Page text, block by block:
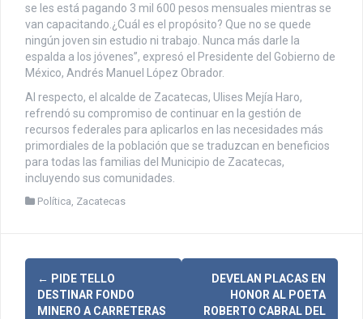
se les está pagando 3 mil 600 pesos mensuales mientras se
van capacitando.¿Cuál es el propósito? Que no se quede
ningún joven sin estudio ni trabajo. Nunca más darle la
espalda a los jóvenes”, expresó el Presidente del Gobierno de
México, Andrés Manuel López Obrador.
Al respecto, el alcalde de Zacatecas, Ulises Mejía Haro,
refrendó su compromiso de continuar en la gestión de
recursos federales para aplicarlos en las necesidades más
primordiales de la población que se traduzcan en beneficios
para todas las familias del Municipio de Zacatecas,
incluyendo sus comunidades.
Política Zacatecas
N← PIDE TELLO
DESTINAR FONDO
MINERO A CARRETERAS
DEVELAN PLACAS EN
HONOR AL POETA
ROBERTO CABRAL DEL